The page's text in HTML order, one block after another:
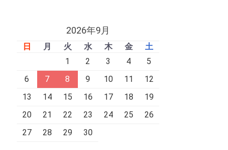
2026年9月
日 月 火 水 木 金
土
1
2 3 4
5
6
7 8 9 10 11
12
13
14 15 16 17 18
19
20
21 22 23 24 25
26
27
28 29 30